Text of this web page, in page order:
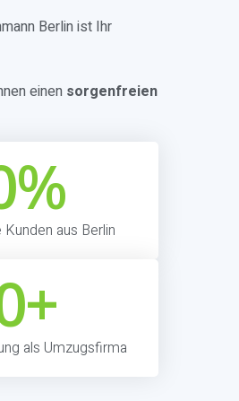
Berlin ist Ihr
einen sorgenfreien
aus Berlin
%
als Umzugsfirma
+